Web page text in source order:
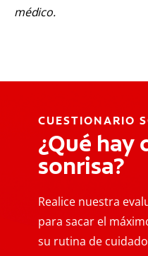
médico.
CUESTIONARIO
¿Qué hay
sonrisa?
Realice nuestra
para sacar el
su rutina de cuidado